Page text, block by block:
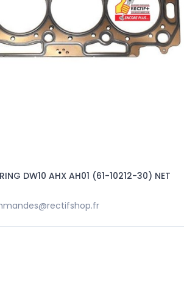
DW10 AHX AH01 (61-10212-30) NET